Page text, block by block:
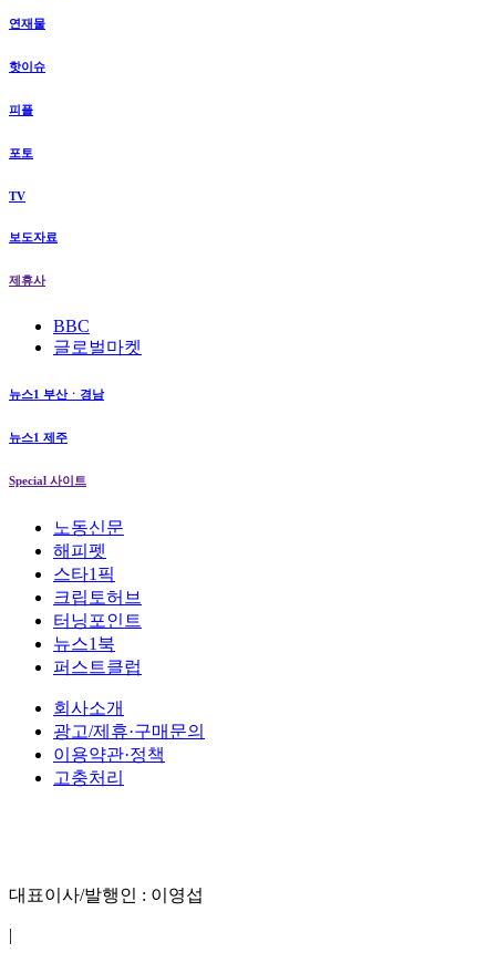
연재물
핫이슈
피플
포토
TV
보도자료
제휴사
BBC
글로벌마켓
뉴스1 부산ㆍ경남
뉴스1 제주
Special 사이트
노동신문
해피펫
스타1픽
크립토허브
터닝포인트
뉴스1북
퍼스트클럽
회사소개
광고/제휴·구매문의
이용약관·정책
고충처리
대표이사/발행인 : 이영섭
|